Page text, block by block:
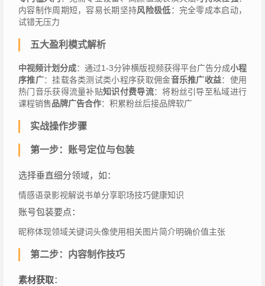
内容制作周期短，容易长期坚持风险极低：完全零成本启动，
试错无压力
五大盈利模式解析
中视频计划分成：通过1-3分钟横版视频获得平台广告分成小程
序推广：挂载各类测试类小程序获取佣金音乐推广收益：使用
热门音乐获得流量补贴知识付费导流：将粉丝引导至私域进行
课程销售品牌广告合作：积累粉丝后接品牌软广
实战操作步骤
第一步：账号定位与包装
选择垂直细分领域，如：
情感语录影视解说书单分享职场技巧健康知识
账号包装要点：
昵称体现领域关键词头像使用相关图片简介明确价值主张
第二步：内容制作技巧
素材获取：